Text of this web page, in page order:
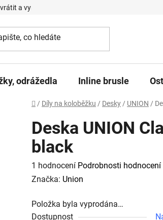
a vyměnit zboží
odrážedla Inline brusle
Domů
/ Díly na koloběžku / Desky / UNION /
Deska UNION
black
Průměrné
hodnocení
je
1 hodnocení Podrobnosti hodnocení
Značka: Union
Položka byla vyprodána…
Dostupnost